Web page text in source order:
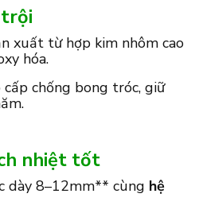
xuất từ hợp kim nhôm cao
hóa.
chống bong tróc, giữ
nhiệt tốt
dày 8–12mm** cùng hệ